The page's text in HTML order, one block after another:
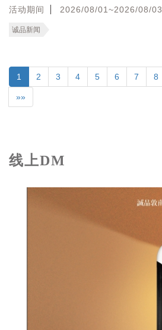
活动期间 2026/08/01~2026/08/03
诚品新闻
1 2 3 4 5 6 7 8
»»
线上DM